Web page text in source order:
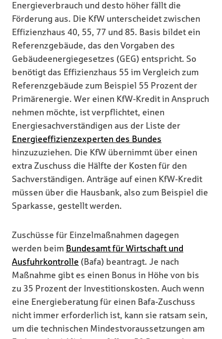
Energieverbrauch und desto höher fällt die
Förderung aus. Die KfW unterscheidet zwischen
Effizienzhaus 40, 55, 77 und 85. Basis bildet ein
Referenzgebäude, das den Vorgaben des
Gebäudeenergiegesetzes (GEG) entspricht. So
benötigt das Effizienzhaus 55 im Vergleich zum
Referenzgebäude zum Beispiel 55 Prozent der
Primärenergie. Wer einen KfW-Kredit in Anspruch
nehmen möchte, ist verpflichtet, einen
Energiesachverständigen aus der Liste der
Energieeffizienzexperten des Bundes
hinzuzuziehen. Die KfW übernimmt über einen
extra Zuschuss die Hälfte der Kosten für den
Sachverständigen. Anträge auf einen KfW-Kredit
müssen über die Hausbank, also zum Beispiel die
Sparkasse, gestellt werden.
Zuschüsse für Einzelmaßnahmen dagegen
werden beim Bundesamt für Wirtschaft und
Ausfuhrkontrolle (Bafa) beantragt. Je nach
Maßnahme gibt es einen Bonus in Höhe von bis
zu 35 Prozent der Investitionskosten. Auch wenn
eine Energieberatung für einen Bafa-Zuschuss
nicht immer erforderlich ist, kann sie ratsam sein,
um die technischen Mindestvoraussetzungen am